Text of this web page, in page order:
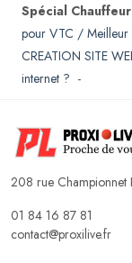
Spécial
pour VTC / Meilleur
CREATION SITE
internet ? -
208 rue Championnet
01 84 16 87 81
contact@proxilive.fr